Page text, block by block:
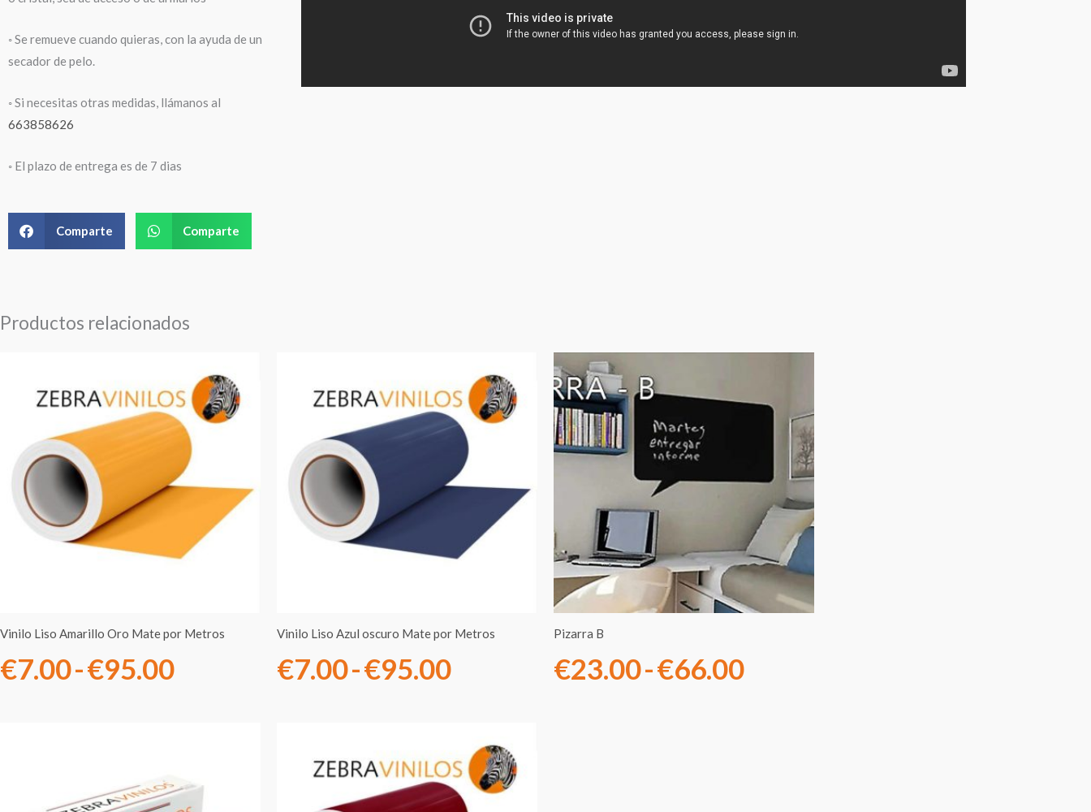
◦ Se remueve cuando quieras, con la ayuda de un
secador de pelo.
◦ Si necesitas otras medidas, llámanos al
663858626
◦ El plazo de entrega es de 7 dias
Comparte Comparte
Productos relacionados
Vinilo Liso Amarillo Oro Mate por Metros
€7.00-€95.00
Rango
de
precios:
desde
€7.00
hasta
Vinilo Liso Azul oscuro Mate por Metros
€7.00-€95.00
Rango
de
precios:
desde
€7.00
hasta
Pizarra B
€23.00-€66.00
de
precios:
desde
€23.00
hasta
€66.00
de
Rango
de